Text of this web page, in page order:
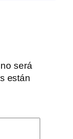
será
están